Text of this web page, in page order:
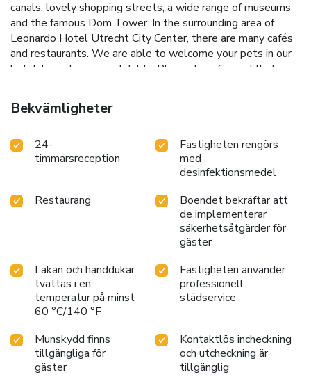
canals, lovely shopping streets, a wide range of museums
and the famous Dom Tower. In the surrounding area of
Leonardo Hotel Utrecht City Center, there are many cafés
and restaurants. We are able to welcome your pets in our
hotel, based upon availability. Please be informed that
mandatory pet fee of €25.00 per pet per day, as well as an
additional fee for the upgrade if a standard roomtype is
accessed via stairs. Please note that none of the rooms are
suitable for wheelchair users.
Bekvämligheter
24-
timmarsreception
Fastigheten rengörs
med
desinfektionsmedel
Restaurang
Boendet bekräftar att
de implementerar
säkerhetsåtgärder för
gäster
Lakan och handdukar
tvättas i en
temperatur på minst
60 °C/140 °F
Fastigheten använder
professionell
städservice
Munskydd finns
tillgängliga för
gäster
Kontaktlös incheckning
och utcheckning är
tillgänglig